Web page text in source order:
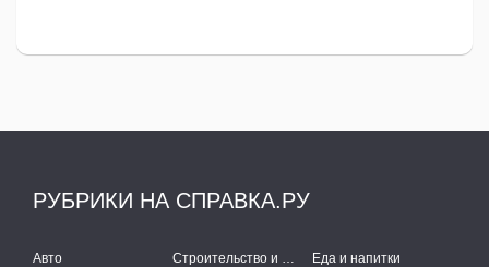
РУБРИКИ НА СПРАВКА.РУ
Авто Строительство и ремонт
Еда и напитки